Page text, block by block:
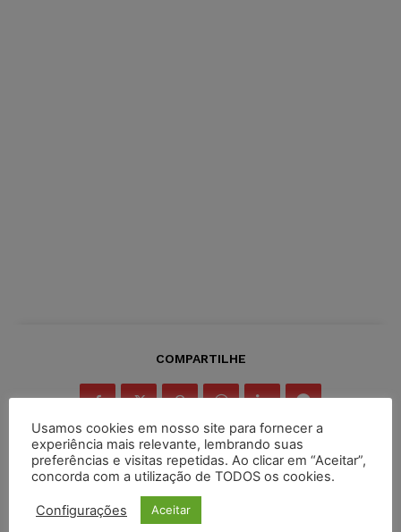
COMPARTILHE
Usamos cookies em nosso site para fornecer a
experiência mais relevante, lembrando suas
preferências e visitas repetidas. Ao clicar em “Aceitar”,
concorda com a utilização de TODOS os cookies.
Configurações Aceitar